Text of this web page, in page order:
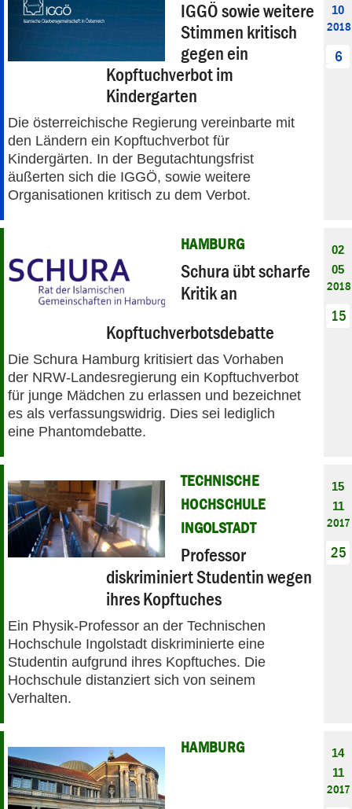
IGGÖ sowie weitere
Stimmen kritisch
gegen ein
Kopftuchverbot im
Kindergarten
Die österreichische Regierung vereinbarte mit
den Ländern ein Kopftuchverbot für
Kindergärten. In der Begutachtungsfrist
äußerten sich die IGGÖ, sowie weitere
Organisationen kritisch zu dem Verbot.
10
2018
6
HAMBURG
Schura übt scharfe
Kritik an
Kopftuchverbotsdebatte
Die Schura Hamburg kritisiert das Vorhaben
der NRW-Landesregierung ein Kopftuchverbot
für junge Mädchen zu erlassen und bezeichnet
es als verfassungswidrig. Dies sei lediglich
eine Phantomdebatte.
02
05
2018
15
TECHNISCHE
HOCHSCHULE
INGOLSTADT
Professor
diskriminiert Studentin wegen
ihres Kopftuches
Ein Physik-Professor an der Technischen
Hochschule Ingolstadt diskriminierte eine
Studentin aufgrund ihres Kopftuches. Die
Hochschule distanziert sich von seinem
Verhalten.
15
11
2017
25
HAMBURG
14
11
2017